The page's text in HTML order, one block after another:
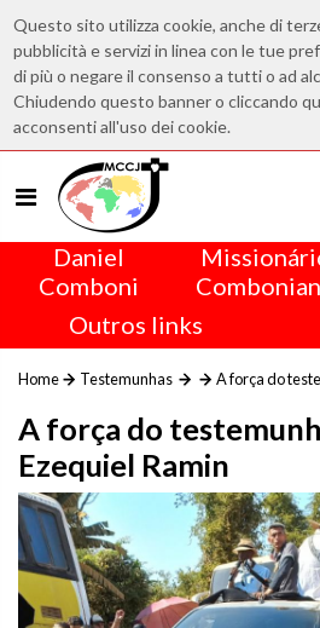
Questo sito utilizza cookie, anche di
pubblicità e servizi in linea con le tue
di più o negare il consenso a tutti o ad
Chiudendo questo banner o cliccando
acconsenti all'uso dei cookie.
Daniel
Comboni
Outros links
Home Testemunhas A força do
A força do
Ezequiel Ramin